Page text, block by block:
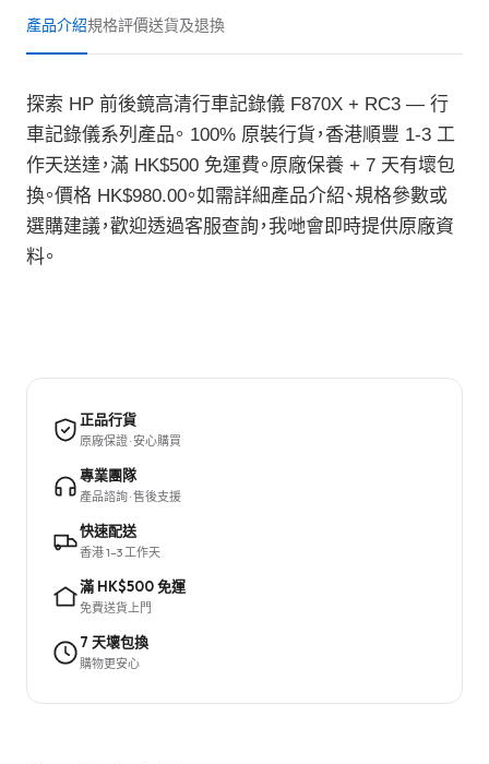
產品介紹規格評價送貨及退換
探索 HP 前後鏡高清行車記錄儀 F870X + RC3 — 行
車記錄儀系列產品。 100% 原裝行貨，香港順豐 1-3 工
作天送達，滿 HK$500 免運費。原廠保養 + 7 天有壞包
換。價格 HK$980.00。如需詳細產品介紹、規格參數或
選購建議，歡迎透過客服查詢，我哋會即時提供原廠資
料。
正品行貨
原廠保證 · 安心購買
專業團隊
產品諮詢 · 售後支援
快速配送
香港 1–3 工作天
滿 HK$500 免運
免費送貨上門
7 天壞包換
購物更安心